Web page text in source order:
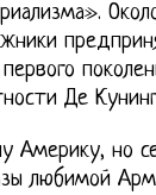
Де
Америку, но
любимой